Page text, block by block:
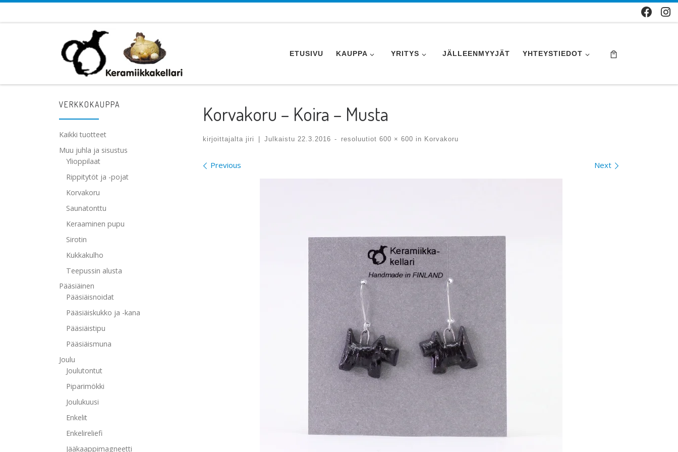
ETUSIVU KAUPPA YRITYS JÄLLEENMYYJÄT YHTEYSTIEDOT
Korvakoru – Koira – Musta
kirjoittajalta jiri Julkaistu 22.3.2016 - resoluutiot 600 × 600 in Korvakoru
Images navigation
Previous Next
VERKKOKAUPPA
Kaikki tuotteet
Muu juhla ja sisustus
Ylioppilaat
Rippitytöt ja -pojat
Korvakoru
Saunatonttu
Keraaminen pupu
Sirotin
Kukkakulho
Teepussin alusta
Pääsiäinen
Pääsiäisnoidat
Pääsiäiskukko ja -kana
Pääsiäistipu
Pääsiäismuna
Joulu
Joulutontut
Piparimökki
Joulukuusi
Enkelit
Enkelireliefi
Jääkaappimagneetti